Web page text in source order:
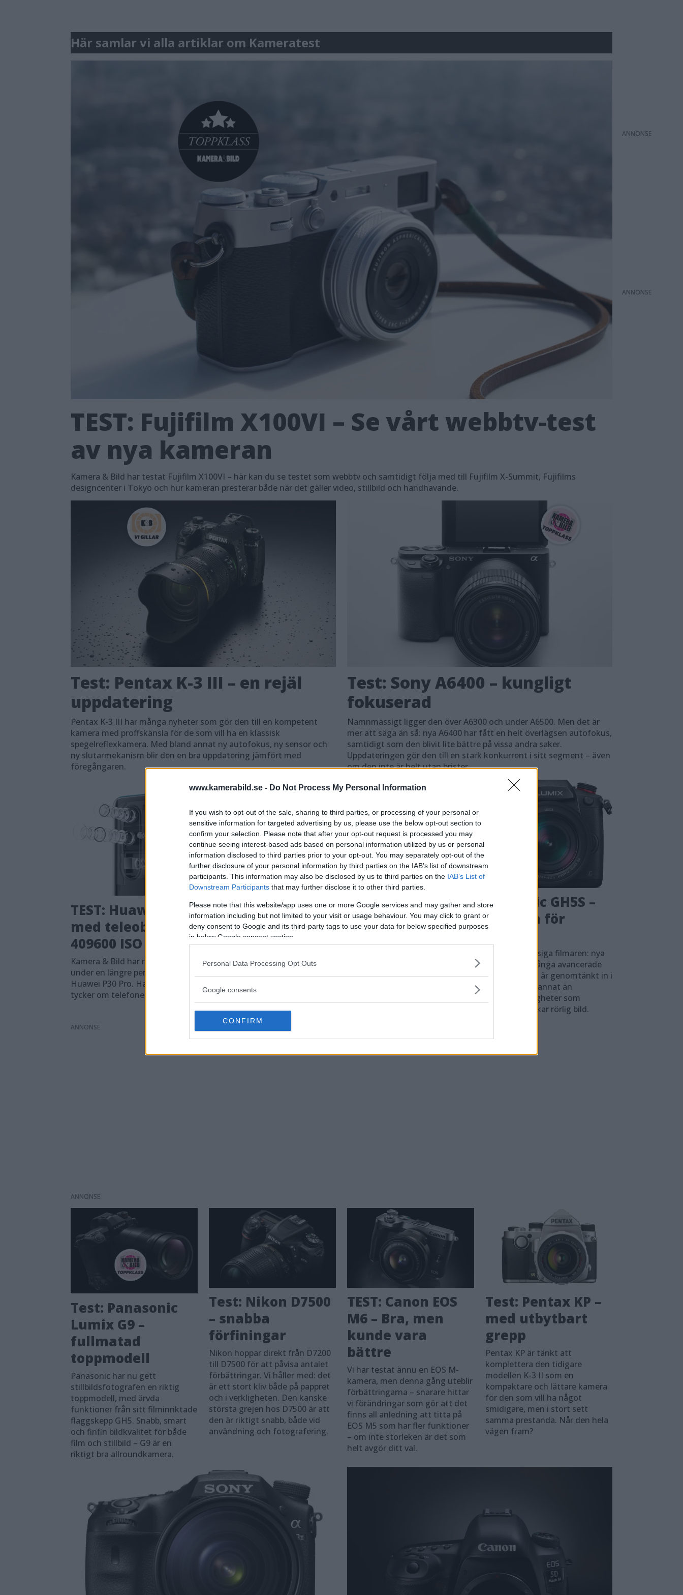
www.kamerabild.se - Do Not Process My Personal Information
If you wish to opt-out of the sale, sharing to third parties, or processing of your personal or
sensitive information for targeted advertising by us, please use the below opt-out section to
confirm your selection. Please note that after your opt-out request is processed you may
continue seeing interest-based ads based on personal information utilized by us or personal
information disclosed to third parties prior to your opt-out. You may separately opt-out of the
further disclosure of your personal information by third parties on the IAB’s list of downstream
participants. This information may also be disclosed by us to third parties on the IAB’s List of
Downstream Participants that may further disclose it to other third parties.
Please note that this website/app uses one or more Google services and may gather and store
information including but not limited to your visit or usage behaviour. You may click to grant or
deny consent to Google and its third-party tags to use your data for below specified purposes
in below Google consent section.
Personal Data Processing Opt Outs
Google consents
CONFIRM
Här samlar vi alla artiklar om Kameratest
TEST: Fujifilm X100VI – Se vårt webbtv-test
av nya kameran
Kamera & Bild har testat Fujifilm X100VI – här kan du se testet som webbtv och samtidigt följa med till Fujifilm X-Summit, Fujifilms
designcenter i Tokyo och hur kameran presterar både när det gäller video, stillbild och handhavande.
Test: Pentax K-3 III – en rejäl
uppdatering
Pentax K-3 III har många nyheter som gör den till en kompetent
kamera med proffskänsla för de som vill ha en klassisk
spegelreflexkamera. Med bland annat ny autofokus, ny sensor och
ny slutarmekanism blir den en bra uppdatering jämfört med
föregångaren.
Test: Sony A6400 – kungligt
fokuserad
Namnmässigt ligger den över A6300 och under A6500. Men det är
mer att säga än så: nya A6400 har fått en helt överlägsen autofokus,
samtidigt som den blivit lite bättre på vissa andra saker.
Uppdateringen gör den till en stark konkurrent i sitt segment – även
om den inte är helt utan brister.
TEST: Huawei P30 Pro –
med teleobjektiv &
409600 ISO
Kamera & Bild har redan fått möjlighet att
under en längre period testa kameran i
Huawei P30 Pro. Här kan du läsa vad vi
tycker om telefonens kamerafunktioner.
Test: Fujifilm X-T3 –
fullträff för video
Med en kombination av stora nyheter på
insidan och minimala förändringar på
utsidan tar Fujifilm sitt X-flaggskepp till
nästa nivå. Även om systern X-H1 som
filmproffsens val, kan det mycket väl vara X-
T3 som vinner deras hjärtan.
Test: Panasonic GH5S –
drömkameran för
filmaren
Som skapad för den proffsiga filmaren: nya
GH5S är kameran med många avancerade
funktioner för video, som är genomtänkt in i
minsta detalj. Vi kan inte annat än
imponeras över alla möjligheter som
kameran ger den som älskar rörlig bild.
ANNONS
ANNONS
Test: Panasonic
Lumix G9 –
fullmatad
toppmodell
Panasonic har nu gett
stillbildsfotografen en riktig
toppmodell, med ärvda
funktioner från sitt filminriktade
flaggskepp GH5. Snabb, smart
och finfin bildkvalitet för både
film och stillbild – G9 är en
riktigt bra allroundkamera.
Test: Nikon D7500
– snabba
förfiningar
Nikon hoppar direkt från D7200
till D7500 för att påvisa antalet
förbättringar. Vi håller med: det
är ett stort kliv både på pappret
och i verkligheten. Den kanske
största grejen hos D7500 är att
den är riktigt snabb, både vid
användning och fotografering.
TEST: Canon EOS
M6 – Bra, men
kunde vara
bättre
Vi har testat ännu en EOS M-
kamera, men denna gång uteblir
förbättringarna – snarare hittar
vi förändringar som gör att det
finns all anledning att titta på
EOS M5 som har fler funktioner
– om inte storleken är det som
helt avgör ditt val.
Test: Pentax KP –
med utbytbart
grepp
Pentax KP är tänkt att
komplettera den tidigare
modellen K-3 II som en
kompaktare och lättare kamera
för den som vill ha något
smidigare, men i stort sett
samma prestanda. Når den hela
vägen fram?
ANNONS
ANNONS